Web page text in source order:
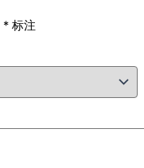
* 标注